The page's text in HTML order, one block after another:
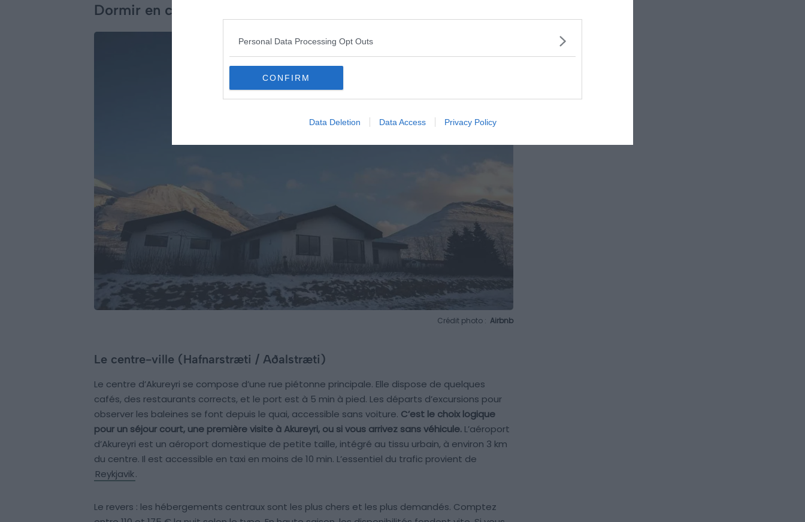
Personal Data Processing Opt Outs
CONFIRM
Data Deletion Data Access Privacy Policy
Dormir en centre-ville d’Akureyri
Crédit photo : Airbnb
Le centre-ville (Hafnarstræti / Aðalstræti)
Le centre d’Akureyri se compose d’une rue piétonne principale. Elle dispose de quelques
cafés, des restaurants corrects, et le port est à 5 min à pied. Les départs d’excursions pour
observer les baleines se font depuis le quai, accessible sans voiture. C’est le choix logique
pour un séjour court, une première visite à Akureyri, ou si vous arrivez sans véhicule. L’aéroport
d’Akureyri est un aéroport domestique de petite taille, intégré au tissu urbain, à environ 3 km
du centre. Il est accessible en taxi en moins de 10 min. L’essentiel du trafic provient de
Reykjavik.
Le revers : les hébergements centraux sont les plus chers et les plus demandés. Comptez